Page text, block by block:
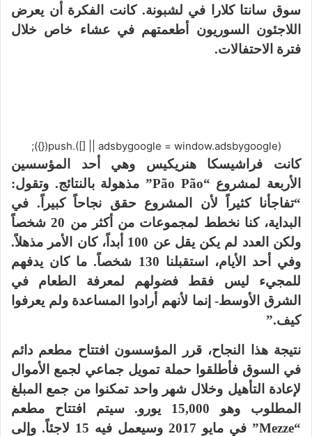
سوق سانتا كلارا في لشبونة. كانت الفكرة أن يعرض
اللاجئون السوريون أطعمتهم في عشاء خاص خلال
فترة الاحتفالات.
(adsbygoogle = window.adsbygoogle || []).push({});
كانت فراشيسكا هنريكيس وهي أحد المؤسسين
الأربعة لمشروع “Pão Pão” مذهولة بالنتائج. وتقول:
“تفاجأنا كثيراً لأن المشروع حقق نجاحاً كبيراً. في
البداية، كنا نخطط لمجموعات من أكثر من 20 شخصاً
ولكن العدد لم يكن يقل عن 100 أبداً، كان الأمر مذهلاً.
وفي أحد الأيام، استقبلنا 130 شخصاً. ما كان يدفهم
للمجيء ليس فقط فضولهم لمعرفة الطعام في
الشرق الأوسط- إنما لأنهم أرادوا المساعدة ولم يعرفوا
كيف.”
نتيجة هذا النجاح، قرر المؤسسون افتتاح مطعم دائم
في السوق فأطلقوا حملة تمويل جماعي لجمع الأموال
لإعادة التأهيل وخلال شهر واحد تمكنوا من جمع المبلغ
المطلوب وهو 15,000 يورو. سيتم افتتاح مطعم
“Mezze” في مايو 2017 وسيعمل فيه 15 لاجئاً. وإلى